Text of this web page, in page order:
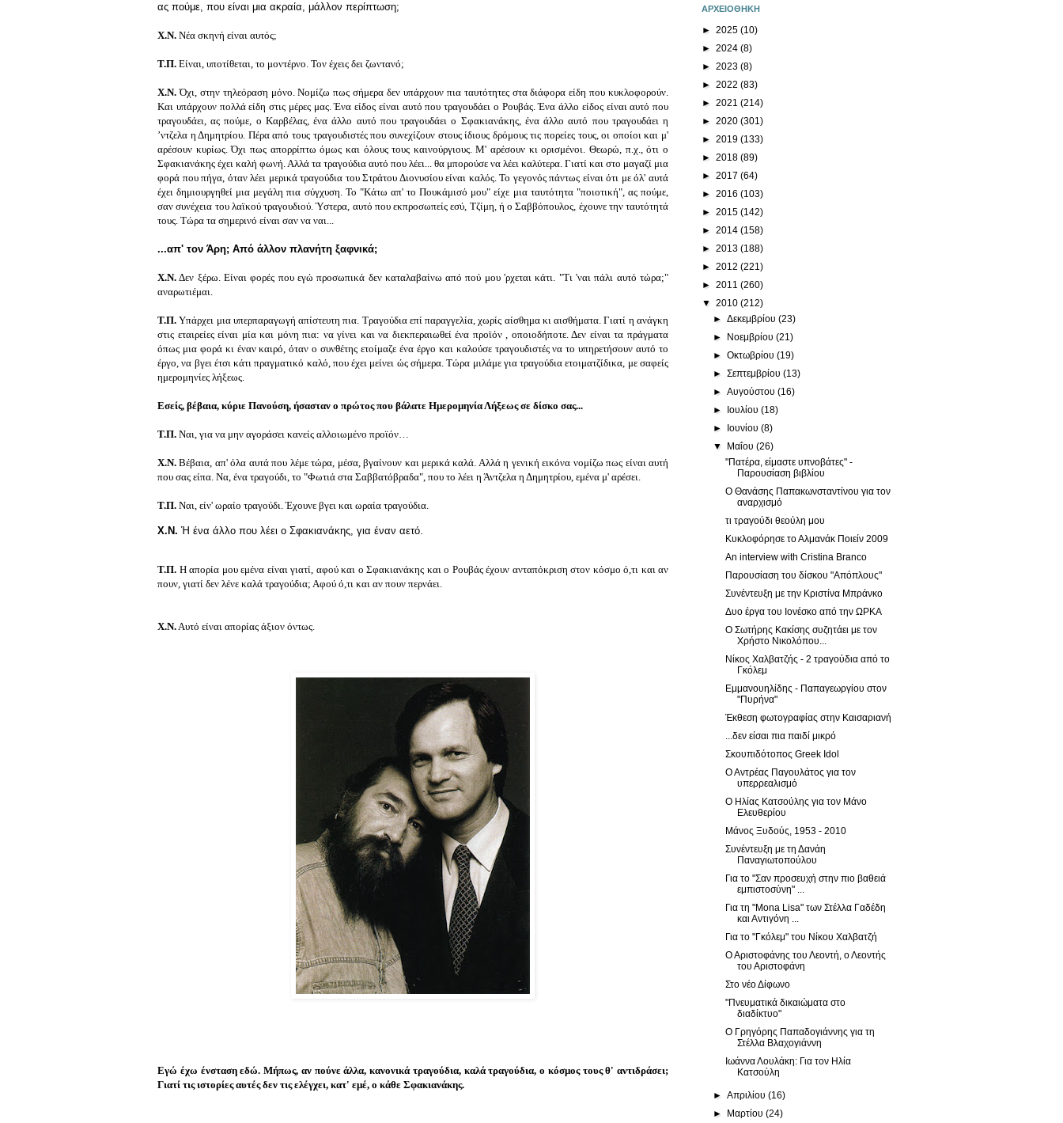
ας πούμε, που είναι μια ακραία, μάλλον περίπτωση;
Χ.Ν. Νέα σκηνή είναι αυτός;
Τ.Π. Είναι, υποτίθεται, το μοντέρνο. Τον έχεις δει ζωντανό;
Χ.Ν. Όχι, στην τηλεόραση μόνο. Νομίζω πως σήμερα δεν υπάρχουν πια ταυτότητες στα διάφορα είδη που κυκλοφορούν.
Και υπάρχουν πολλά είδη στις μέρες μας. Ένα είδος είναι αυτό που τραγουδάει ο Ρουβάς. Ένα άλλο είδος είναι αυτό που
τραγουδάει, ας πούμε, ο Καρβέλας, ένα άλλο αυτό που τραγουδάει ο Σφακιανάκης, ένα άλλο αυτό που τραγουδάει η
ʼντζελα ηΔημητρίου. Πέρα από τους τραγουδιστές που συνεχίζουν στους ίδιους δρόμους τις πορείες τους, οι οποίοι και μ'
αρέσουν κυρίως. Όχι πως απορρίπτω όμως και όλους τους καινούργιους. Μ' αρέσουν κι ορισμένοι. Θεωρώ, π.χ., ότι ο
Σφακιανάκης έχει καλή φωνή. Αλλά τα τραγούδια αυτό που λέει... θα μπορούσε να λέει καλύτερα. Γιατί και στο μαγαζί μια
φορά που πήγα, όταν λέει μερικά τραγούδια τουΣτράτου Διονυσίουείναι καλός. Το γεγονός πάντως είναι ότι με όλ' αυτά
έχει δημιουργηθεί μια μεγάλη πια σύγχυση. Το "Κάτω απ' το Πουκάμισό μου" είχε μια ταυτότητα "ποιοτική", ας πούμε,
σαν συνέχεια του λαϊκού τραγουδιού. Ύστερα, αυτό που εκπροσωπείς εσύ, Τζίμη, ή οΣαββόπουλος, έχουνε την ταυτότητά
τους. Τώρα τα σημερινό είναι σαν να ναι...
...απ' τον Άρη; Από άλλον πλανήτη ξαφνικά;
Χ.Ν. Δεν ξέρω. Είναι φορές που εγώ προσωπικά δεν καταλαβαίνω από πού μου 'ρχεται κάτι. "Τι 'ναι πάλι αυτό τώρα;"
αναρωτιέμαι.
Τ.Π. Υπάρχει μια υπερπαραγωγή απίστευτη πια. Τραγούδια επί παραγγελία, χωρίς αίσθημα κι αισθήματα. Γιατί η ανάγκη
στις εταιρείες είναι μία και μόνη πια: να γίνει και να διεκπεραιωθεί ένα προϊόν , οποιοδήποτε. Δεν είναι τα πράγματα
όπως μια φορά κι έναν καιρό, όταν ο συνθέτης ετοίμαζε ένα έργο και καλούσε τραγουδιστές να το υπηρετήσουν αυτό το
έργο, να βγει έτσι κάτι πραγματικό καλό, που έχει μείνει ώς σήμερα. Τώρα μιλάμε για τραγούδια ετοιματζίδικα, με σαφείς
ημερομηνίες λήξεως.
Εσείς, βέβαια, κύριε Πανούση, ήσασταν ο πρώτος που βάλατε Ημερομηνία Λήξεως σε δίσκο σας...
Τ.Π. Ναι, για να μην αγοράσει κανείς αλλοιωμένο προϊόν…
Χ.Ν. Βέβαια, απ' όλα αυτά που λέμε τώρα, μέσα, βγαίνουν και μερικά καλά. Αλλά η γενική εικόνα νομίζω πως είναι αυτή
που σας είπα. Να, ένα τραγούδι, το "Φωτιά στα Σαββατόβραδα", που το λέει η Άντζελα η Δημητρίου, εμένα μ' αρέσει.
Τ.Π. Ναι, είν' ωραίο τραγούδι. Έχουνε βγει και ωραία τραγούδια.
Χ.Ν. Ή ένα άλλο που λέει ο Σφακιανάκης, για έναν αετό.
Τ.Π. Η απορία μου εμένα είναι γιατί, αφού και ο Σφακιανάκης και ο Ρουβάς έχουν ανταπόκριση στον κόσμο ό,τι και αν
πουν, γιατί δεν λένε καλά τραγούδια; Αφού ό,τι και αν πουν περνάει.
Χ.Ν. Αυτό είναι απορίας άξιoν όντως.
Εγώ έχω ένσταση εδώ. Μήπως, αν πούνε άλλα, κανονικά τραγούδια, καλά τραγούδια, ο κόσμος τους θ' αντιδράσει;
Γιατί τις ιστορίες αυτές δεν τις ελέγχει, κατ' εμέ, ο κάθε Σφακιανάκης.
ΑΡΧΕΙΟΘΗΚΗ
► 2025 (10)
► 2024 (8)
► 2023 (8)
► 2022 (83)
► 2021 (214)
► 2020 (301)
► 2019 (133)
► 2018 (89)
► 2017 (64)
► 2016 (103)
► 2015 (142)
► 2014 (158)
► 2013 (188)
► 2012 (221)
► 2011 (260)
▼ 2010 (212)
►Δεκεμβρίου(23)
► Νοεμβρίου(21)
►Οκτωβρίου(19)
►Σεπτεμβρίου(13)
►Αυγούστου(16)
► Ιουλίου(18)
► Ιουνίου(8)
▼ Μαΐου(26)
"Πατέρα, είμαστε υπνοβάτες" -
Παρουσίαση βιβλίου
Ο Θανάσης Παπακωνσταντίνου για τον
αναρχισμό
τι τραγούδι θεούλη μου
Κυκλοφόρησε το Αλμανάκ Ποιείν 2009
An interview with Cristina Branco
Παρουσίαση του δίσκου "Απόπλους"
Συνέντευξη με την Κριστίνα Μπράνκο
Δυο έργα του Ιονέσκο από την ΩΡΚΑ
Ο Σωτήρης Κακίσης συζητάει με τον
Χρήστο Νικολόπου...
Νίκος Χαλβατζής - 2 τραγούδια από το
Γκόλεμ
Εμμανουηλίδης - Παπαγεωργίου στον
"Πυρήνα"
Έκθεση φωτογραφίας στην Καισαριανή
...δεν είσαι πια παιδί μικρό
Σκουπιδότοπος Greek Idol
Ο Αντρέας Παγουλάτος για τον
υπερρεαλισμό
Ο Ηλίας Κατσούλης για τον Μάνο
Ελευθερίου
Μάνος Ξυδούς, 1953 - 2010
Συνέντευξη με τη Δανάη
Παναγιωτοπούλου
Για το "Σαν προσευχή στην πιο βαθειά
εμπιστοσύνη" ...
Για τη "Mona Lisa" των Στέλλα Γαδέδη
και Αντιγόνη ...
Για το "Γκόλεμ" του Νίκου Χαλβατζή
Ο Αριστοφάνης του Λεοντή, ο Λεοντής
του Αριστοφάνη
Στο νέο Δίφωνο
"Πνευματικά δικαιώματα στο
διαδίκτυο"
Ο Γρηγόρης Παπαδογιάννης για τη
Στέλλα Βλαχογιάννη
Ιωάννα Λουλάκη: Για τον Ηλία
Κατσούλη
►Απριλίου(16)
► Μαρτίου(24)